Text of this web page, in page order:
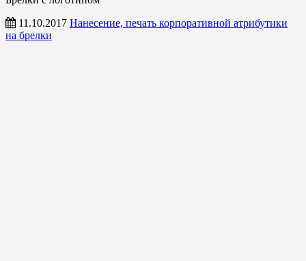
11.10.2017 Нанесение, печать корпоративной атрибутики
на брелки